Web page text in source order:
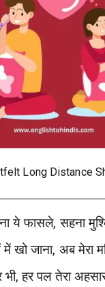
Long Distance
ये फासले, सहना
में खो जाना, अब मेरा
भी, हर पल तेरा